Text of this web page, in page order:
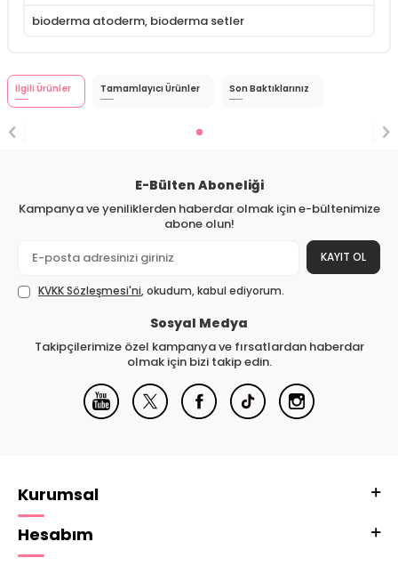
bioderma atoderm, bioderma setler
İlgili Ürünler Tamamlayıcı Ürünler Son Baktıklarınız
E-Bülten Aboneliği
Kampanya ve yeniliklerden haberdar olmak için e-bültenimize
abone olun!
KAYIT OL
KVKK Sözleşmesi'ni, okudum, kabul ediyorum.
Sosyal Medya
Takipçilerimize özel kampanya ve fırsatlardan haberdar
olmak için bizi takip edin.
Kurumsal
Hesabım